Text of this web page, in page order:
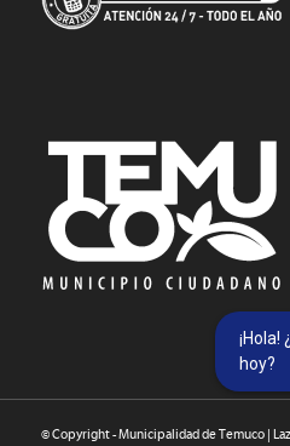
© Copyright - Municipalidad de Temuco |
hoy?